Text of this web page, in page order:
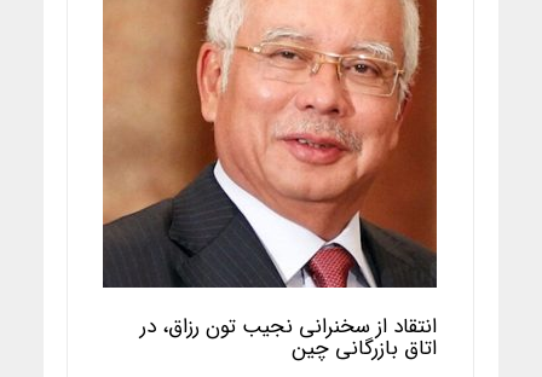
انتقاد از سخنرانی نجیب تون رزاق، در
اتاق بازرگانی چین